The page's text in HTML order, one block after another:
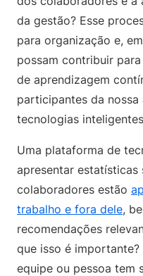
da gestão? Esse
para organização e,
possam contribuir
de aprendizagem
participantes da
tecnologias
Uma plataforma de
apresentar estatísticas
colaboradores estão
trabalho e fora dele,
recomendações
que isso é
equipe ou pessoa tem